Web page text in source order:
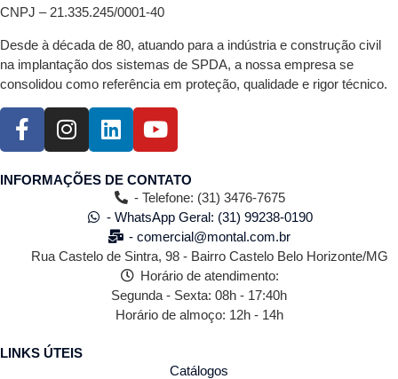
CNPJ – 21.335.245/0001-40
Desde à década de 80, atuando para a indústria e construção civil
na implantação dos sistemas de SPDA, a nossa empresa se
consolidou como referência em proteção, qualidade e rigor técnico.
INFORMAÇÕES DE CONTATO
- Telefone: (31) 3476-7675
- WhatsApp Geral: (31) 99238-0190
- comercial@montal.com.br
Rua Castelo de Sintra, 98 - Bairro Castelo Belo Horizonte/MG
Horário de atendimento:
Segunda - Sexta: 08h - 17:40h
Horário de almoço: 12h - 14h
LINKS ÚTEIS
Catálogos